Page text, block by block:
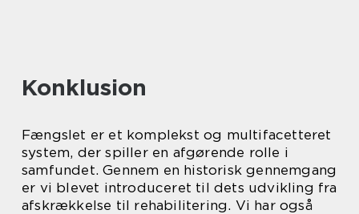
Konklusion
Fængslet er et komplekst og multifacetteret
system, der spiller en afgørende rolle i
samfundet. Gennem en historisk gennemgang
er vi blevet introduceret til dets udvikling fra
afskrækkelse til rehabilitering. Vi har også